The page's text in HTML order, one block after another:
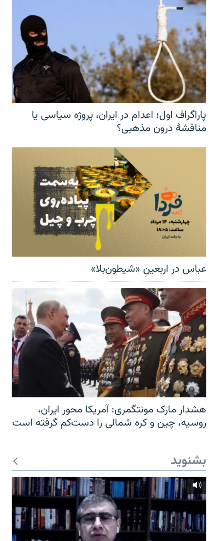
پاراگراف اول؛ اعدام در ایران، پروژه سیاسی یا
مناقشهٔ درون مذهبی؟
عباس در اربعینِ «شیطون‌بلا»
هشدار مارک مونتگمری: آمریکا محور ایران،
روسیه، چین و کره شمالی را دست‌کم گرفته است
بشنوید